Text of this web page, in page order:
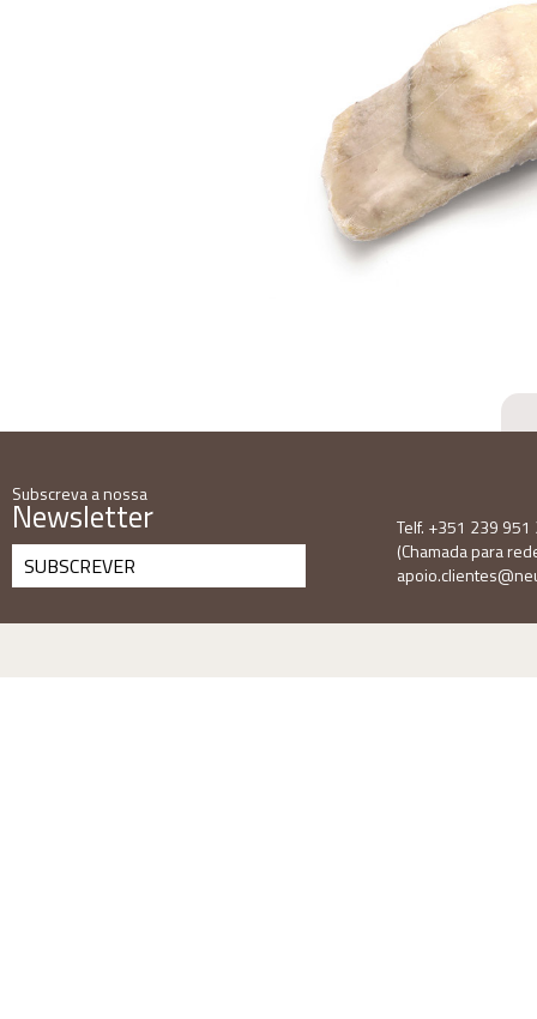
Subscreva a nossa
Newsletter
SUBSCREVER
Telf. +351 239
(Chamada para